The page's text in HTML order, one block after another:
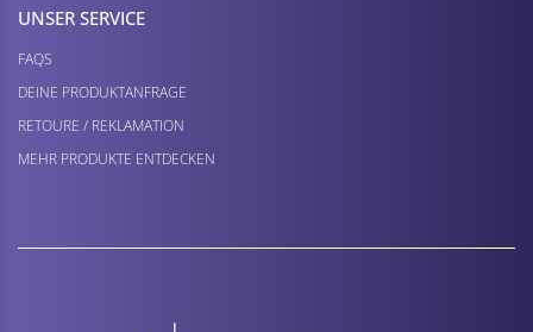
UNSER SERVICE
FAQS
DEINE PRODUKTANFRAGE
RETOURE / REKLAMATION
MEHR PRODUKTE ENTDECKEN